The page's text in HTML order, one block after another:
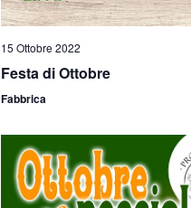
15 Ottobre 2022
Festa di Ottobre
Fabbrica